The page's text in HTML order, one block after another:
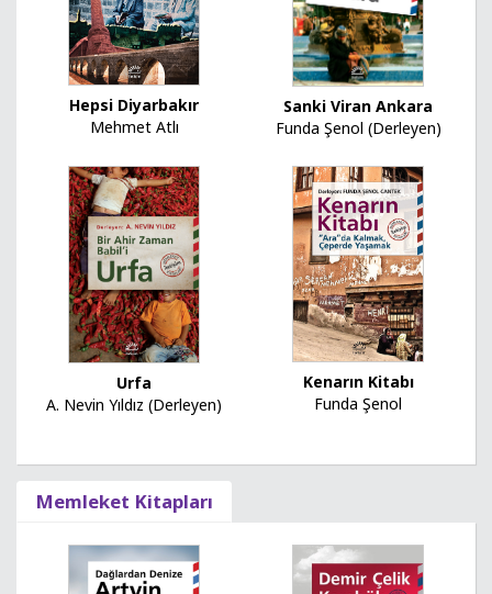
Hepsi Diyarbakır
Mehmet Atlı
Sanki Viran Ankara
Funda Şenol (Derleyen)
Urfa
A. Nevin Yıldız (Derleyen)
Kenarın Kitabı
Funda Şenol
Memleket Kitapları